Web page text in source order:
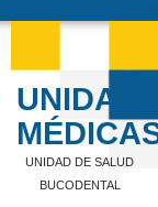
UNIDAD DE SALUD
BUCODENTAL